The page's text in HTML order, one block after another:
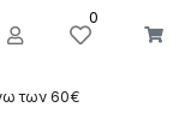
0
των 60€